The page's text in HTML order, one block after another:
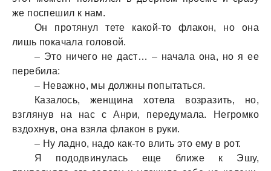
же поспешил к нам.
Он протянул тете какой-то флакон, но она
лишь покачала головой.
– Это ничего не даст… – начала она, но я ее
перебила:
– Неважно, мы должны попытаться.
Казалось, женщина хотела возразить, но,
взглянув на нас с Анри, передумала. Негромко
вздохнув, она взяла флакон в руки.
– Ну ладно, надо как-то влить это ему в рот.
Я пододвинулась еще ближе к Эшу,